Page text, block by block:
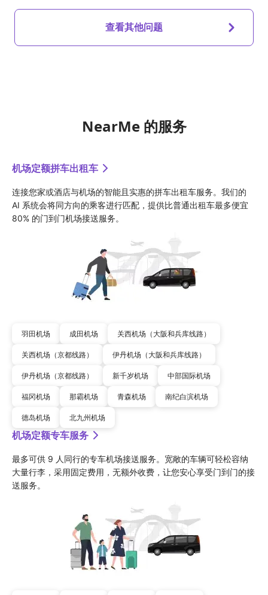
查看其他问题
NearMe 的服务
机场定额拼车出租车
连接您家或酒店与机场的智能且实惠的拼车出租车服务。我们的
AI 系统会将同方向的乘客进行匹配，提供比普通出租车最多便宜
80% 的门到门机场接送服务。
羽田机场 成田机场 关西机场（大阪和兵库线路）
关西机场（京都线路） 伊丹机场（大阪和兵库线路）
伊丹机场（京都线路） 新千岁机场 中部国际机场
福冈机场 那霸机场 青森机场 南纪白滨机场
德岛机场 北九州机场
机场定额专车服务
最多可供 9 人同行的专车机场接送服务。宽敞的车辆可轻松容纳
大量行李，采用固定费用，无额外收费，让您安心享受门到门的接
送服务。